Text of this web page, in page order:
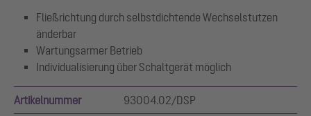
Fließrichtung durch selbstdichtende Wechselstutzen
änderbar
Wartungsarmer Betrieb
Individualisierung über Schaltgerät möglich
Artikelnummer 93004.02/DSP